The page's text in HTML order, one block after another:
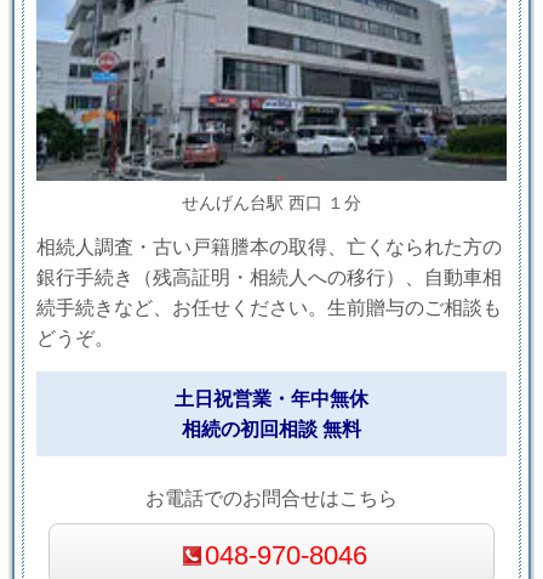
せんげん台駅 西口 １分
相続人調査・古い戸籍謄本の取得、亡くなられた方の
銀行手続き（残高証明・相続人への移行）、自動車相
続手続きなど、お任せください。生前贈与のご相談も
どうぞ。
土日祝営業・年中無休
相続の初回相談 無料
お電話でのお問合せはこちら
048-970-8046